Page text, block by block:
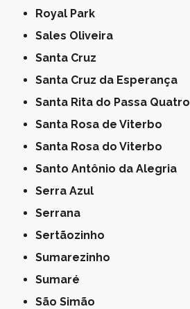
Royal Park
Sales Oliveira
Santa Cruz
Santa Cruz da Esperança
Santa Rita do Passa Quatro
Santa Rosa de Viterbo
Santa Rosa do Viterbo
Santo Antônio da Alegria
Serra Azul
Serrana
Sertãozinho
Sumarezinho
Sumaré
São Simão